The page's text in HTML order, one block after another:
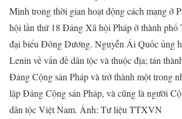
Minh trong thời gian hoạt động cách mạng ở
hội lần thứ 18 Đảng Xã hội Pháp ở thành phố
đại biểu Đông Dương. Nguyễn Ái Quốc ủng
Lenin về vấn đề dân tộc và thuộc địa; tán
Đảng Cộng sản Pháp và trở thành một trong
lập Đảng Cộng sản Pháp, và cũng là người
dân tộc Việt Nam. Ảnh: Tư liệu TTXVN